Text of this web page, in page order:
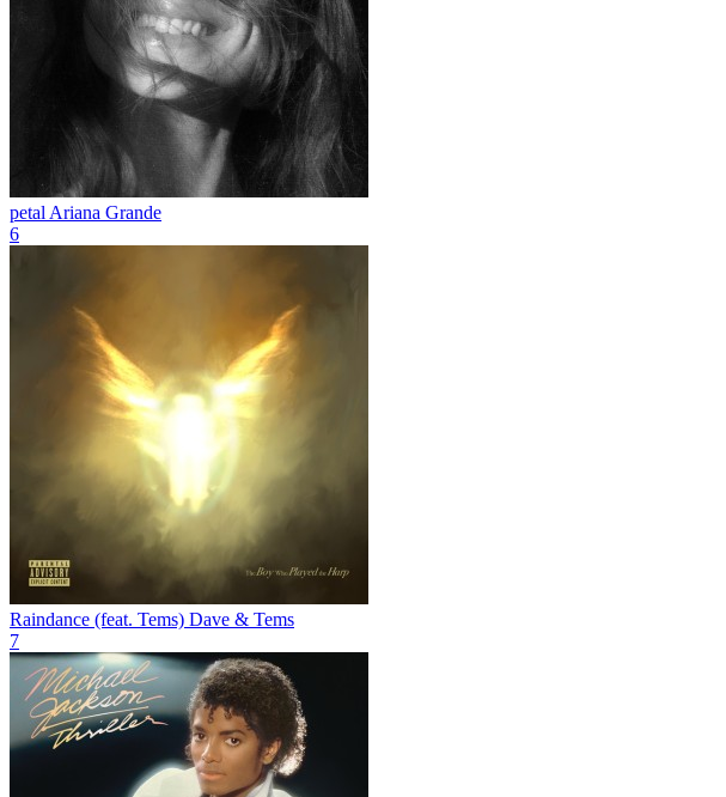
petal Ariana Grande
6
Raindance (feat. Tems) Dave & Tems
7